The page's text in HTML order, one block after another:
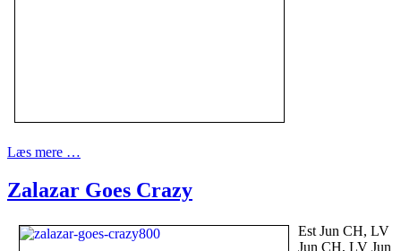
Læs mere …
Zalazar Goes Crazy
Est Jun CH, LV
Jun CH, LV Jun